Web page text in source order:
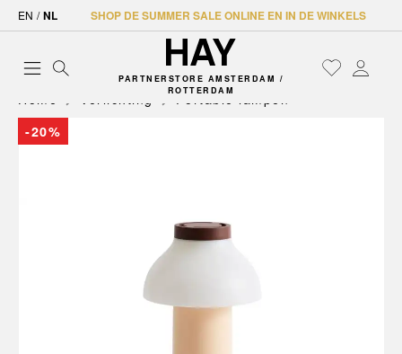
EN / NL SHOP DE SUMMER SALE ONLINE EN IN DE WINKELS
PARTNERSTORE AMSTERDAM /
ROTTERDAM
Home Verlichting
Portable lampen
-20%